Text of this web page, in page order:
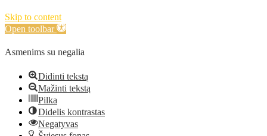
Skip to content
Open toolbar
Asmenims su negalia
Didinti tekstą
Mažinti tekstą
Pilka
Didelis kontrastas
Negatyvas